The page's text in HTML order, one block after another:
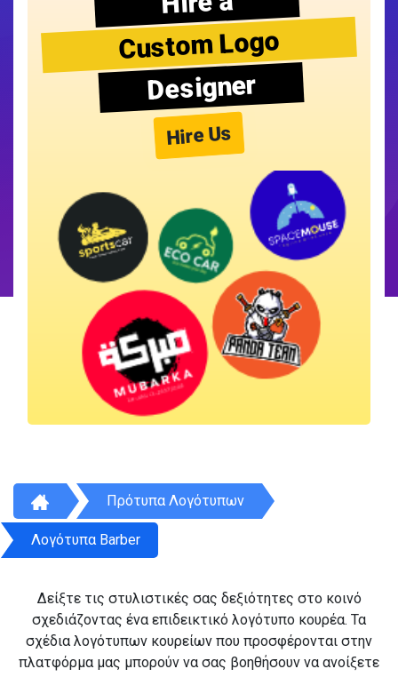
Custom Logo
Designer
Hire Us
Πρότυπα Λογότυπων
Λογότυπα Barber
Δείξτε τις στυλιστικές σας δεξιότητες στο κοινό
σχεδιάζοντας ένα επιδεικτικό λογότυπο κουρέα. Τα
σχέδια λογότυπων κουρείων που προσφέρονται στην
πλατφόρμα μας μπορούν να σας βοηθήσουν να ανοίξετε